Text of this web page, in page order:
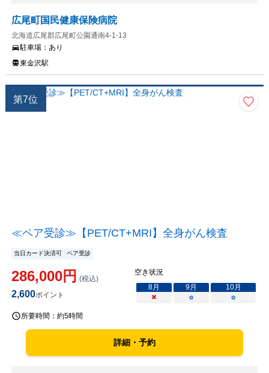
広尾町国民健康保険病院
北海道広尾郡広尾町公園通南4-1-13
駐車場： あり
東金沢駅
第7位
≪ペア受診≫【PET/CT+MRI】全身がん検査
当日カード決済可 ペア受診
286,000円 (税込)
2,600ポイント
空き状況
8月 9月 10月
×
○ ○
所要時間： 約5時間
詳細・予約